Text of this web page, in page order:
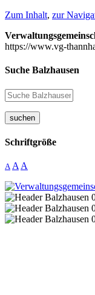
Zum Inhalt, zur
https://www.vg-
Suche Balzhausen
suchen
Schriftgröße
A A A